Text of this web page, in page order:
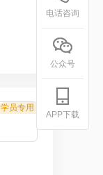
学员专用
电话咨询
公众号
APP下载